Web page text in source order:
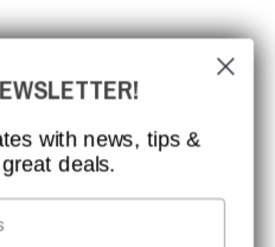
with news, tips &
deals.